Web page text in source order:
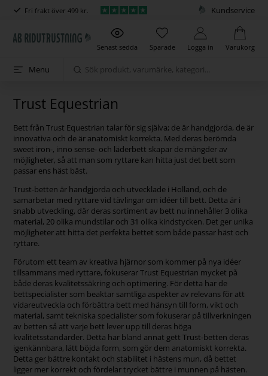
Fri frakt över 499 kr. Kundservice
Senast sedda Sparade Logga in Varukorg
Menu
Trust Equestrian
Bett från Trust Equestrian talar för sig själva; de är handgjorda, de är
innovativa och de är anatomiskt korrekta. Med deras berömda
sweet iron-, inno sense- och läderbett skapar de mängder av
möjligheter, så att man som ryttare kan hitta just det bett som
passar ens häst bäst.
Trust-betten är handgjorda och utvecklade i Holland, och de
samarbetar med ryttare vid tävlingar om idéer till bett. Detta är i
snabb utveckling, där deras sortiment av bett nu innehåller 3 olika
material, 20 olika mundstilar och 31 olika kindstycken. Det ger unika
möjligheter att hitta det perfekta bettet som både passar häst och
ryttare.
Förutom ett team av kreativa hjärnor som kommer på nya idéer
tillsammans med ryttare, fokuserar Trust Equestrian mycket på
både deras kvalitetssäkring och optimering. För detta har de
bettspecialister som beaktar samtliga aspekter av relevans för att
vidareutveckla och förbättra bett med hänsyn till form, vikt och
material, samt tekniska specialister som fokuserar på tillverkningen
av betten så att varje bett lever upp till deras höga
kvalitetsstandarder. Detta har bland annat gett Trust-betten deras
igenkännbara, lätt böjda form, som gör dem anatomiskt korrekta.
Detta ger bättre kontakt och stabilitet i hästens mun, då bettet
ligger mer korrekt och fördelar trycket bättre i munnen på hästen.